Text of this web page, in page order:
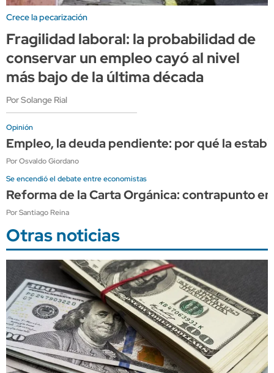
Crece la pecarización
Fragilidad laboral: la probabilidad de
conservar un empleo cayó al nivel
más bajo de la última década
Por Solange Rial
Opinión
Empleo, la deuda pendiente: por qué la
Por Osvaldo Giordano
Se encendió el debate entre economistas
Reforma de la Carta Orgánica: contrapunto
Por Santiago Reina
Otras noticias